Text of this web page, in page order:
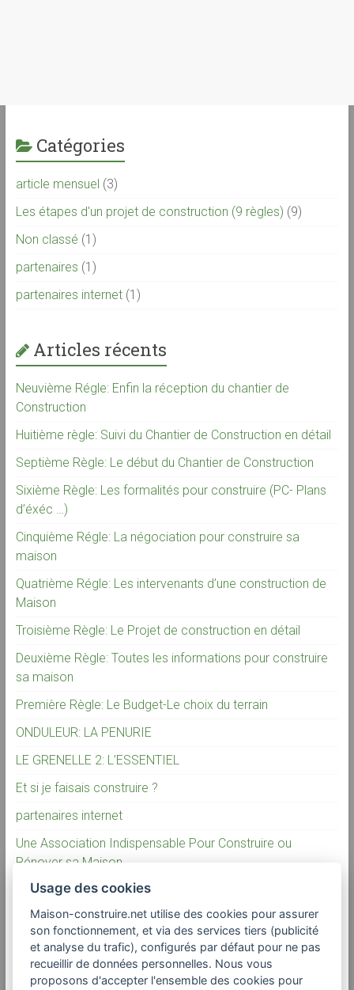
Catégories
article mensuel (3)
Les étapes d'un projet de construction (9 règles) (9)
Non classé (1)
partenaires (1)
partenaires internet(1)
Articles récents
Neuvième Régle: Enfin la réception du chantier de
Construction
Huitième règle: Suivi du Chantier de Construction en détail
Septième Règle: Le début du Chantier de Construction
Sixième Règle: Les formalités pour construire (PC- Plans
d’éxéc …)
Cinquième Régle: La négociation pour construire sa
maison
Quatrième Régle: Les intervenants d’une construction de
Maison
Troisième Règle: Le Projet de construction en détail
Deuxième Règle: Toutes les informations pour construire
sa maison
Première Règle: Le Budget-Le choix du terrain
ONDULEUR: LA PENURIE
LE GRENELLE 2: L’ESSENTIEL
Et si je faisais construire ?
partenaires internet
Une Association Indispensable Pour Construire ou
Rénover sa Maison
La vérité sur la construction individuelle
Commentaires récents
Usage des cookies
Maison-construire.net utilise des cookies pour assurer
son fonctionnement, et via des services tiers (publicité
et analyse du trafic), configurés par défaut pour ne pas
recueillir de données personnelles. Nous vous
proposons d'accepter l'ensemble des cookies pour